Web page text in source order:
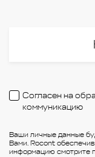
Согласен на
коммуникацию
Ваши личные данные
Вами. Rocont
информацию смотрите